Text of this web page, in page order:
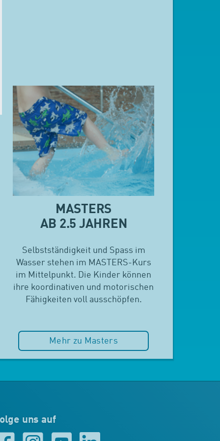
MASTERS
AB 2.5 JAHREN
Selbstständigkeit und Spass im
Wasser stehen im MASTERS-Kurs
im Mittelpunkt. Die Kinder können
ihre koordinativen und motorischen
Fähigkeiten voll ausschöpfen.
Mehr zu Masters
uns auf